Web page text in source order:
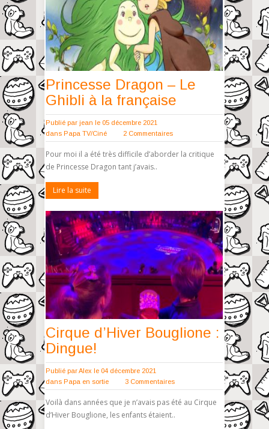
Princesse Dragon – Le
Ghibli à la française
Publié par jean le 05 décembre 2021
dans Papa TV/Ciné 2 Commentaires
Pour moi il a été très difficile d’aborder la critique
de Princesse Dragon tant j’avais..
Lire la suite
Cirque d’Hiver Bouglione :
Dingue!
Publié parAlex le 04 décembre 2021
dans Papa en sortie 3 Commentaires
Voilà dans années que je n’avais pas été au Cirque
d’Hiver Bouglione, les enfants étaient..